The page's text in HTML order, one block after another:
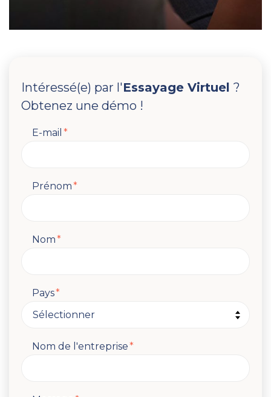
Intéressé(e) par l'Essayage Virtuel ?
Obtenez une démo !
E-mail *
Prénom*
Nom*
Pays*
Nom de l'entreprise*